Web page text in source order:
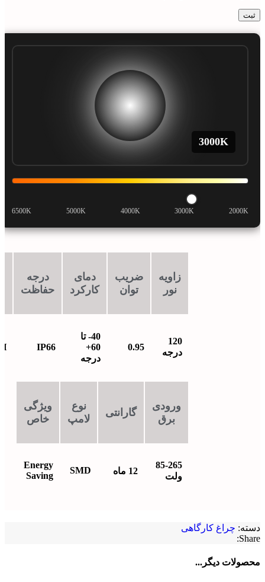
3000K
2000K
3000K
4000K
5000K
6500K
زاویه
نور
ضریب
توان
دمای
کارکرد
درجه
حفاظت
120
درجه
0.95
40- تا
60+
درجه
IP66
ورودی
برق
گارانتی
نوع
لامپ
ویژگی
خاص
85-265
ولت
12 ماه SMD
Energy
Saving
دسته: چراغ کارگاهی
Share:
محصولات دیگر...